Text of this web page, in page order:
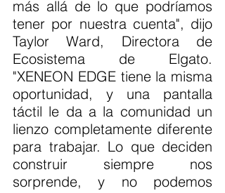
más allá de lo que podríamos
tener por nuestra cuenta", dijo
Taylor Ward, Directora de
Ecosistema de Elgato.
"XENEON EDGE tiene la misma
oportunidad, y una pantalla
táctil le da a la comunidad un
lienzo completamente diferente
para trabajar. Lo que deciden
construir siempre nos
sorprende, y no podemos